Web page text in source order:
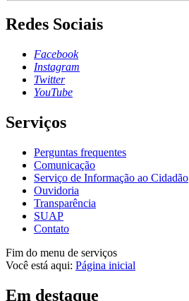
Redes Sociais
Facebook
Instagram
Twitter
YouTube
Serviços
Perguntas frequentes
Comunicação
Serviço de Informação ao Cidadão
Ouvidoria
Transparência
SUAP
Contato
Fim do menu de serviços
Você está aqui: Página inicial
Em destaque